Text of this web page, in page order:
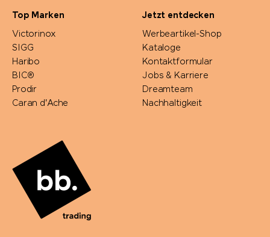
Top Marken
Victorinox
SIGG
Haribo
BIC®
Prodir
Caran d'Ache
Jetzt entdecken
Werbeartikel-Shop
Kataloge
Kontaktformular
Jobs & Karriere
Dreamteam
Nachhaltigkeit